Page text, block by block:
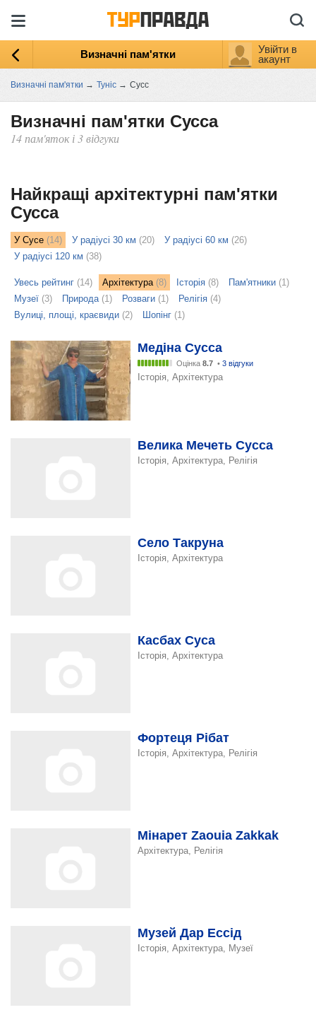
Визначні пам'ятки
Увійти в
акаунт
Визначні пам'ятки → Туніс → Сусс
Визначні пам'ятки Сусса
14 пам'яток і 3 відгуки
Найкращі архітектурні пам'ятки
Сусса
У Сусе (14) У радіусі 30 км (20) У радіусі 60 км (26)
У радіусі 120 км (38)
Увесь рейтинг (14) Архітектура(8) Історія (8) Пам'ятники (1)
Музеї (3) Природа(1) Розваги (1) Релігія (4)
Вулиці, площі, краєвиди (2) Шопінг (1)
Медіна Сусса
Оцінка 8.7 • 3 відгуки
Історія, Архітектура
Велика Мечеть Сусса
Історія, Архітектура, Релігія
Село Такруна
Історія, Архітектура
Касбах Суса
Історія, Архітектура
Фортеця Рібат
Історія, Архітектура, Релігія
Мінарет Zaouia Zakkak
Архітектура, Релігія
Музей Дар Ессід
Історія, Архітектура, Музеї